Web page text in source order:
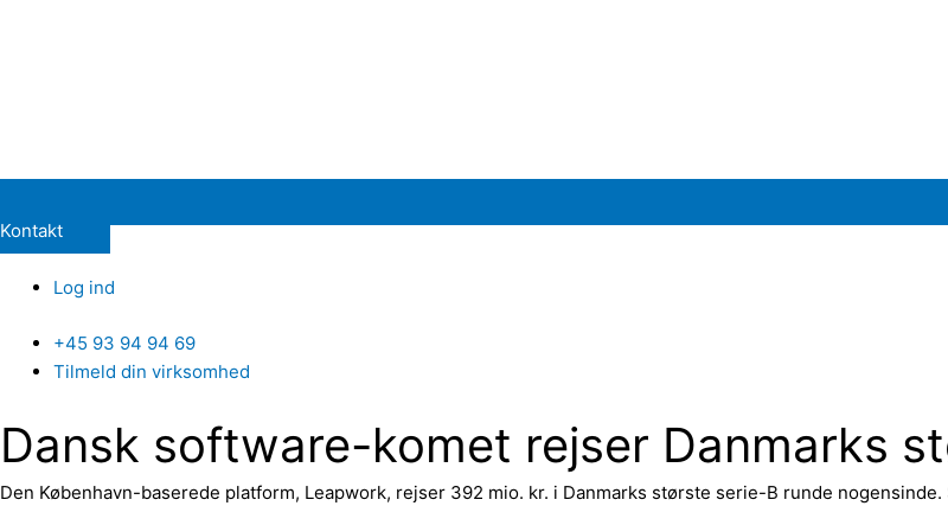
Kontakt
Log ind
+45 93 94 94 69
Tilmeld din virksomhed
Dansk software-komet rejser Danmarks
Den København-baserede platform, Leapwork, rejser 392 mio. kr. i Danmarks største serie-B runde